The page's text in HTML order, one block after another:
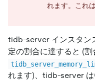
れます。これは
tidb-server インスタン
定の割合に達すると (
れます)、tidb-server